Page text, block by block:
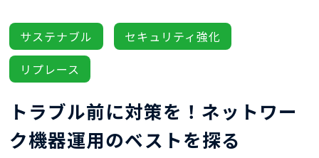
サステナブル
セキュリティ強化
リプレース
トラブル前に対策を！ネットワー
ク機器運用のベストを探る